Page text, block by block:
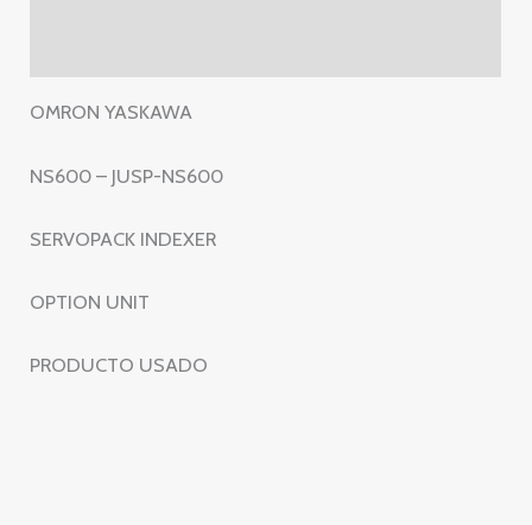
OMRON YASKAWA
NS600 – JUSP-NS600
SERVOPACK INDEXER
OPTION UNIT
PRODUCTO USADO